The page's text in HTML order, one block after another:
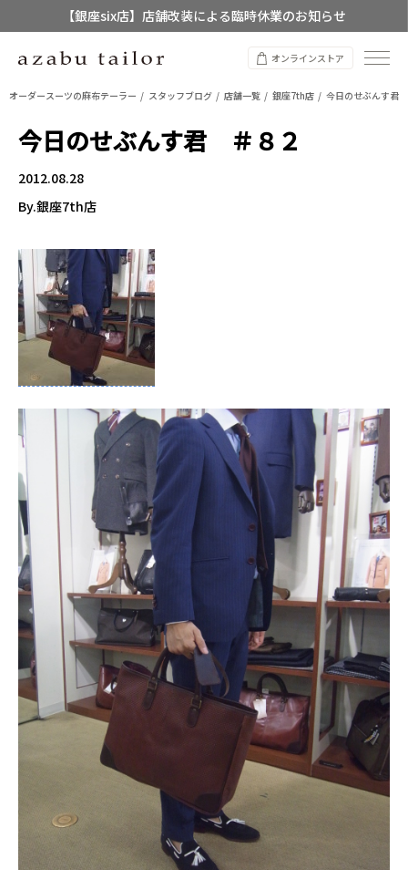
【銀座six店】店舗改装による臨時休業のお知らせ
【店舗限定】レディースオーダースーツ
オンラインストア
オーダースーツの麻布テーラー スタッフブログ 店舗一覧 銀座7th店 今日のせぶんす君
今日のせぶんす君 ＃８２
2012.08.28
By.銀座7th店